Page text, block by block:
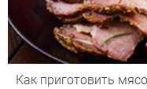
Как приготовить